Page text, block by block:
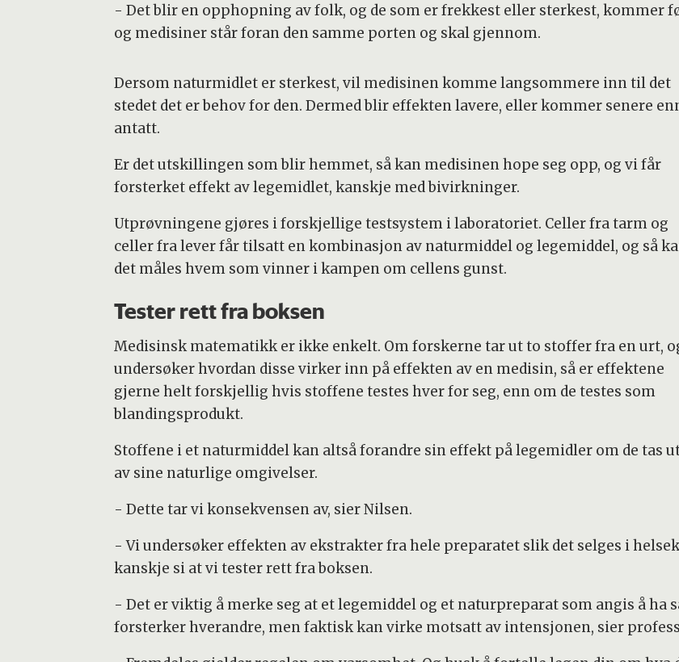
- Det blir en opphopning av folk, og de som er frekkest eller sterkest, kommer
og medisiner står foran den samme porten og skal gjennom.
Dersom naturmidlet er sterkest, vil medisinen komme langsommere inn til det
stedet det er behov for den. Dermed blir effekten lavere, eller kommer senere
antatt.
Er det utskillingen som blir hemmet, så kan medisinen hope seg opp, og vi får
forsterket effekt av legemidlet, kanskje med bivirkninger.
Utprøvningene gjøres i forskjellige testsystem i laboratoriet. Celler fra tarm og
celler fra lever får tilsatt en kombinasjon av naturmiddel og legemiddel, og så
det måles hvem som vinner i kampen om cellens gunst.
Tester rett fra boksen
Medisinsk matematikk er ikke enkelt. Om forskerne tar ut to stoffer fra en urt,
undersøker hvordan disse virker inn på effekten av en medisin, så er effektene
gjerne helt forskjellig hvis stoffene testes hver for seg, enn om de testes som
blandingsprodukt.
Stoffene i et naturmiddel kan altså forandre sin effekt på legemidler om de tas
av sine naturlige omgivelser.
- Dette tar vi konsekvensen av, sier Nilsen.
- Vi undersøker effekten av ekstrakter fra hele preparatet slik det selges i
kanskje si at vi tester rett fra boksen.
- Det er viktig å merke seg at et legemiddel og et naturpreparat som angis å ha
forsterker hverandre, men faktisk kan virke motsatt av intensjonen, sier